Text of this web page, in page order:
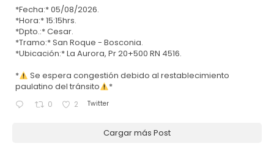
*Fecha:* 05/08/2026.
*Hora:* 15:15hrs.
*Dpto.:* Cesar.
*Tramo:* San Roque - Bosconia.
*Ubicación:* La Aurora, Pr 20+500 RN 4516.
*
Se espera congestión debido al restablecimiento
paulatino del tránsito
*
0 2 Twitter
Cargar más Post